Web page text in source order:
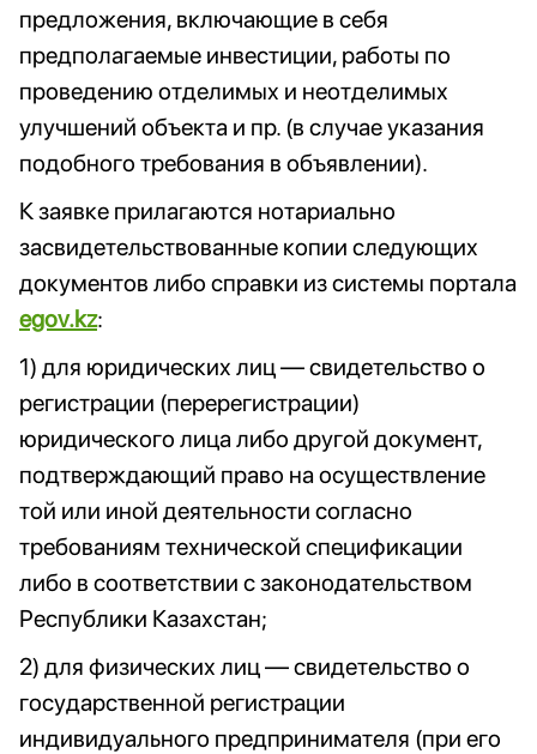
предложения, включающие в себя
предполагаемые инвестиции, работы по
проведению отделимых и неотделимых
улучшений объекта и пр. (в случае указания
подобного требования в объявлении).
К заявке прилагаются нотариально
засвидетельствованные копии следующих
документов либо справки из системы портала
egov.kz:
1) для юридических лиц — свидетельство о
регистрации (перерегистрации)
юридического лица либо другой документ,
подтверждающий право на осуществление
той или иной деятельности согласно
требованиям технической спецификации
либо в соответствии с законодательством
Республики Казахстан;
2) для физических лиц — свидетельство о
государственной регистрации
индивидуального предпринимателя (при его